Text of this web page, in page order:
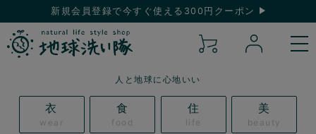
新規会員登録で今すぐ使える300円クーポン
人と地球に心地いい
衣
wear
食
food
住
life
美
beauty